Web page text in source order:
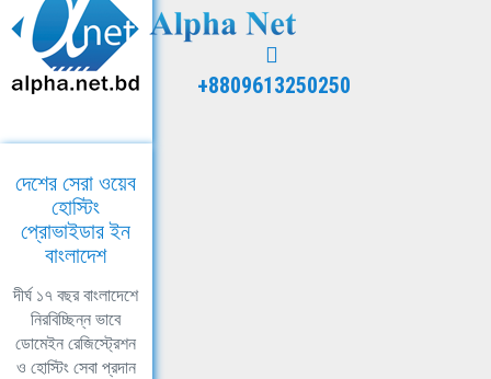
+8809613250250
দেশের সেরা ওয়েব
হোস্টিং
প্রোভাইডার ইন
বাংলাদেশ
দীর্ঘ ১৭ বছর বাংলাদেশে
নিরবিচ্ছিন্ন ভাবে
ডোমেইন রেজিস্ট্রেশন
ও হোস্টিং সেবা প্রদান